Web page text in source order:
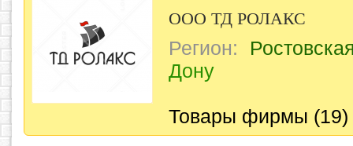
ООО ТД РОЛАКС
Регион:
Дону
Товары фирмы (19)